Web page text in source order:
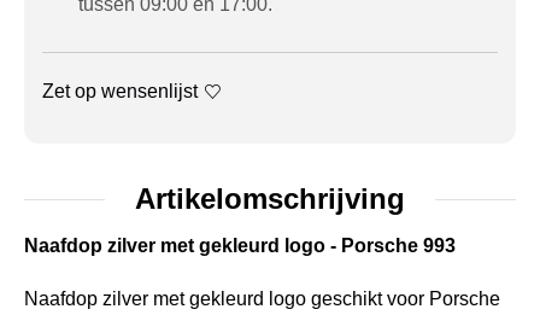
tussen 09:00 en 17:00.
Zet op wensenlijst
Artikelomschrijving
Naafdop zilver met gekleurd logo - Porsche 993
Naafdop zilver met gekleurd logo geschikt voor Porsche